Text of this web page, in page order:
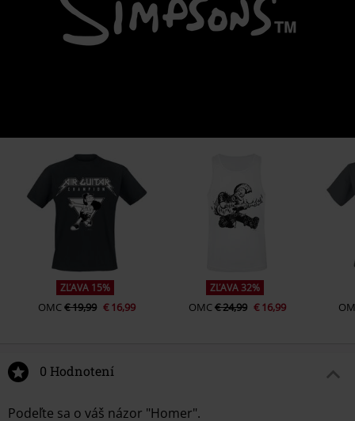
ZĽAVA 15%
OMC€ 19,99 € 16,99
ZĽAVA 32%
OMC€ 24,99 € 16,99
0 Hodnotení
Podeľte sa o váš názor "Homer".